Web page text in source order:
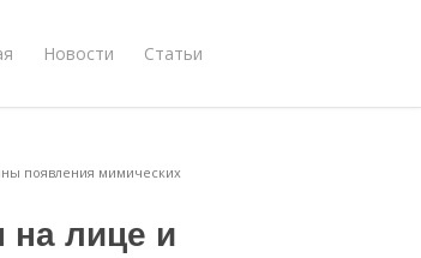
Новости Статьи
появления мимических
лице и